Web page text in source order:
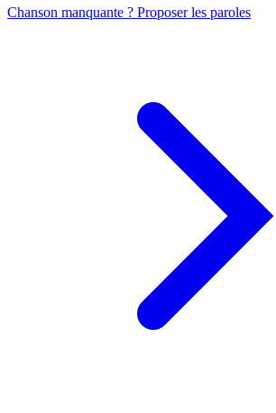
Chanson manquante ? Proposer les paroles